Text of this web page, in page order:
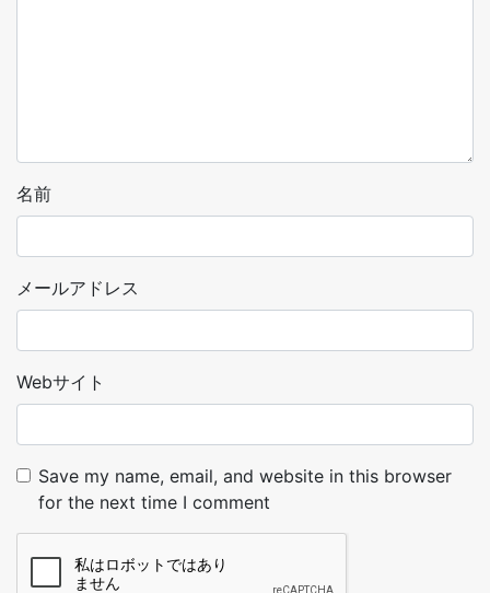
名前
メールアドレス
Webサイト
Save my name, email, and website in this browser
for the next time I comment